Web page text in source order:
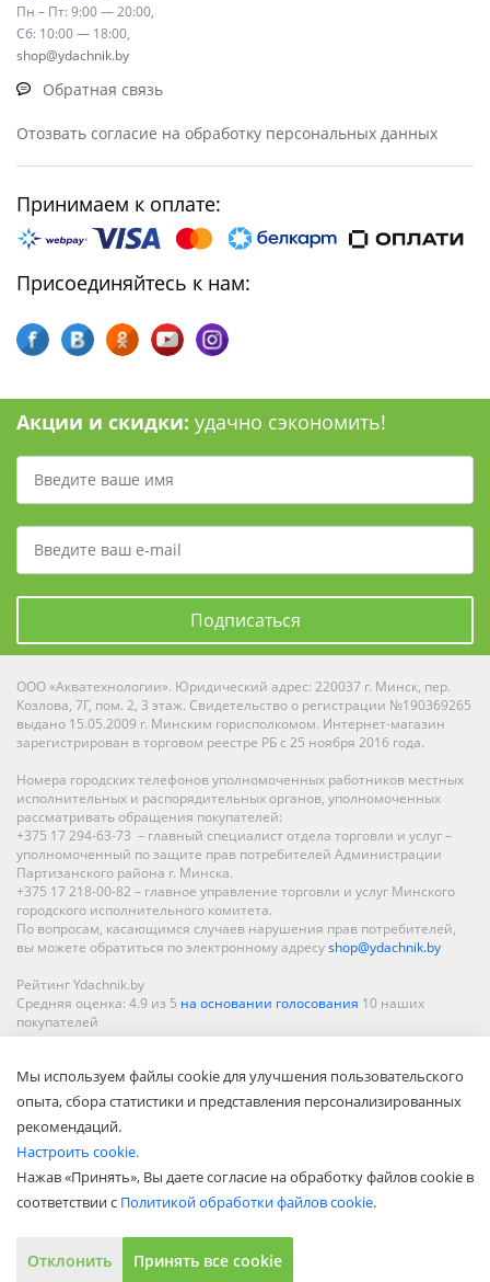
Пн – Пт: 9:00 — 20:00,
Сб: 10:00 — 18:00,
shop@ydachnik.by
Обратная связь
Отозвать согласие на обработку персональных данных
Принимаем к оплате:
Присоединяйтесь к нам:
Акции и скидки: удачно сэкономить!
Подписаться
ООО «Акватехнологии». Юридический адрес: 220037 г. Минск, пер.
Козлова, 7Г, пом. 2, 3 этаж. Свидетельство о регистрации №190369265
выдано 15.05.2009 г. Минским горисполкомом. Интернет-магазин
зарегистрирован в торговом реестре РБ с 25 ноября 2016 года.
Номера городских телефонов уполномоченных работников местных
исполнительных и распорядительных органов, уполномоченных
рассматривать обращения покупателей:
+375 17 294-63-73 – главный специалист отдела торговли и услуг –
уполномоченный по защите прав потребителей Администрации
Партизанского района г. Минска.
+375 17 218-00-82 – главное управление торговли и услуг Минского
городского исполнительного комитета.
По вопросам, касающимся случаев нарушения прав потребителей,
вы можете обратиться по электронному адресуshop@ydachnik.by
Рейтинг Ydachnik.by
Средняя оценка: 4.9 из 5 на основании голосования 10 наших
покупателей
Гродно, Могилеве, Бобруйске, Барановичах, Молодечно,
Новополоцке, Пинске, Солигорске. При заказе в интернет-магазине
доставка осуществляется по всей Беларуси.
Показать полную версию
Мы используем файлы cookie для улучшения пользовательского
опыта, сбора статистики и представления персонализированных
рекомендаций.
Настроить cookie.
Нажав «Принять», Вы даете согласие на обработку файлов cookie в
соответствии с Политикой обработки файлов cookie.
Отклонить Принять все cookie